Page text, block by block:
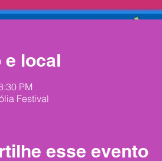
e local
PM
Festival
esse evento